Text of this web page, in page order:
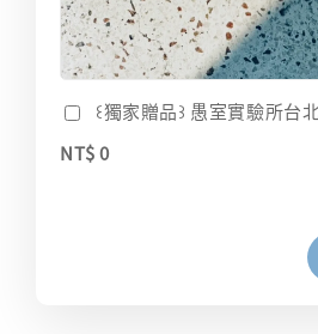
꒰獨家贈品꒱ 愚室實驗所台
NT$ 0